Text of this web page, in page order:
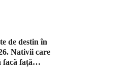
de destin în
Nativii care
facă față